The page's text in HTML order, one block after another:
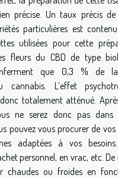
précise. Un taux précis de
particulières est
utilisées pour cette
fleurs du CBD de type
que 0,3 % de la
cannabis. L’effet
totalement atténué.
ne serez donc pas
pouvez vous procurer de vos
adaptées à vos
personnel, en vrac, etc.
chaudes ou froides en